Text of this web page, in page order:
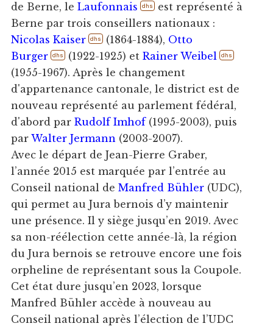
de Berne, le Laufonnais dhs est représenté à
Berne par trois conseillers nationaux :
Nicolas Kaiser
dhs (1864-1884), Otto
Burger
dhs (1922-1925) et Rainer Weibel dhs
(1955-1967). Après le changement
d'appartenance cantonale, le district est de
nouveau représenté au parlement fédéral,
d'abord par Rudolf Imhof(1995-2003), puis
par Walter Jermann (2003-2007).
Avec le départ de Jean-Pierre Graber,
l’année 2015 est marquée par l’entrée au
Conseil national de Manfred Bühler(UDC),
qui permet au Jura bernois d’y maintenir
une présence. Il y siège jusqu’en 2019. Avec
sa non-réélection cette année-là, la région
du Jura bernois se retrouve encore une fois
orpheline de représentant sous la Coupole.
Cet état dure jusqu’en 2023, lorsque
Manfred Bühler accède à nouveau au
Conseil national après l’élection de l’UDC